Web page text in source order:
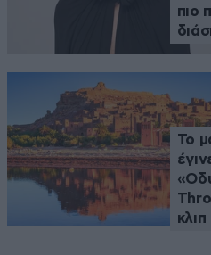
πιο
Το